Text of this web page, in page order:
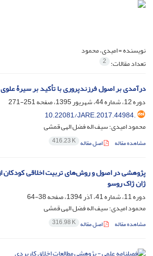
نویسنده =امیدی، محمود
تعداد مقالات: 2
درآمدی بر اصول فرزندپروری با تأکید بر سیرۀ علوی
دوره 12، شماره 44، شهریور 1395، صفحه
251-271
10.22081/JARE.2017.44984.
محمود امیدی؛ سیف اله فضل الهی قمشی
مشاهده مقاله اصل مقاله 416.23 K
ژان ژاک روسو
دوره 11، شماره 41، آذر 1394، صفحه
38-64
محمود امیدی؛ سیف اله فضل الهی قمشی
مشاهده مقاله اصل مقاله 316.98 K